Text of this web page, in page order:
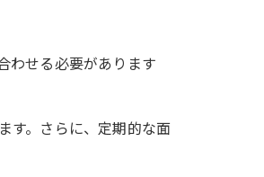
わせる必要があります
す。さらに、定期的な面